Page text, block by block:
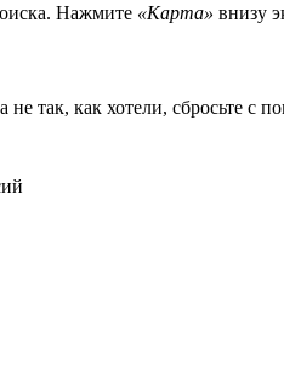
Нажмите «Карта» внизу
так, как хотели, сбросьте с